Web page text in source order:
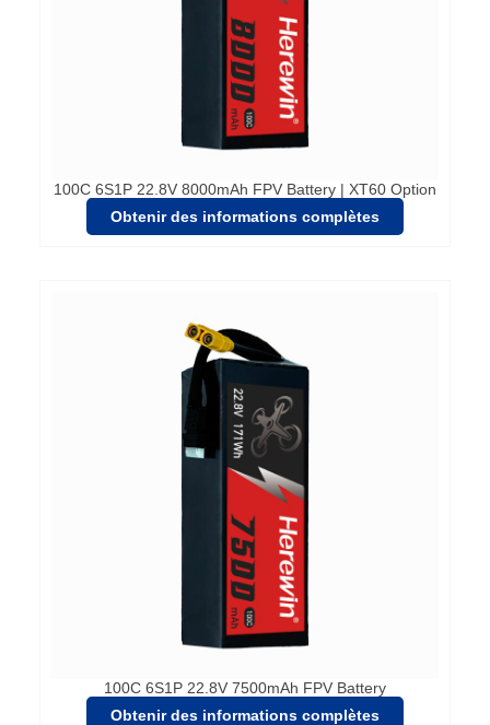
100C 6S1P 22.8V 8000mAh FPV Battery | XT60 Option
Obtenir des informations complètes
100C 6S1P 22.8V 7500mAh FPV Battery
Obtenir des informations complètes